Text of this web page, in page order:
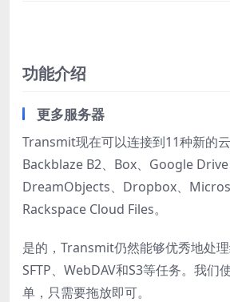
功能介绍
更多服务器
Transmit现在可以连接到11种新的
Backblaze B2、Box、Google Drive
DreamObjects、Dropbox、
Rackspace Cloud Files。
是的，Transmit仍然能够优秀地处理
SFTP、WebDAV和S3等任务。我们
单，只需要拖放即可。